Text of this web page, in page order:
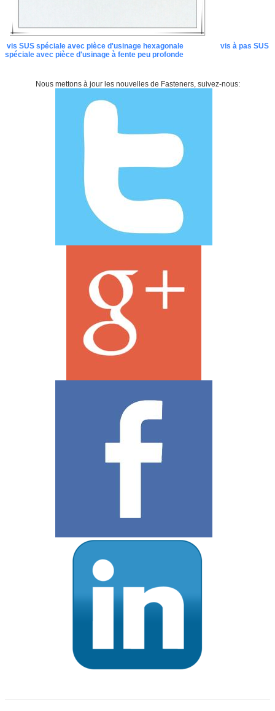
vis SUS spéciale avec pièce d'usinage hexagonale
vis à pas SUS
spéciale avec pièce d'usinage à fente peu profonde
Nous mettons à jour les nouvelles de Fasteners, suivez-nous: